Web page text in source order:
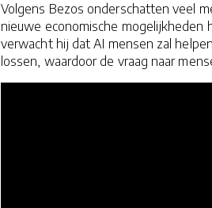
Volgens Bezos onderschatten veel
nieuwe economische
verwacht hij dat AI mensen zal
lossen, waardoor de vraag naar